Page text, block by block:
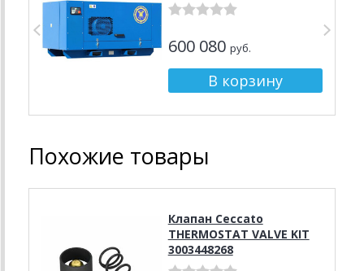
600 080 руб.
Похожие товары
Клапан Ceccato
THERMOSTAT VALVE KIT
3003448268